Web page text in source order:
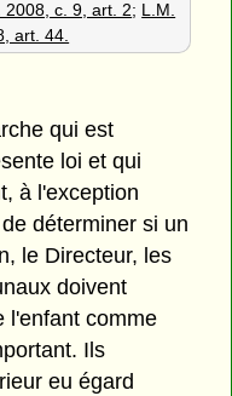
2008, c. 9, art. 2; L.M.
art. 44.
qui est
loi et qui
à l'exception
déterminer si un
le Directeur, les
doivent
l'enfant comme
Ils
eu égard